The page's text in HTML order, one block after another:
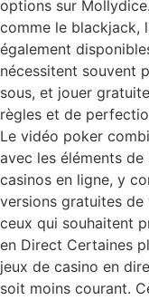
options sur
comme le blackjack,
également
nécessitent souvent
sous, et jouer
règles et de
Le vidéo poker
avec les éléments
casinos en ligne, y
versions gratuites
ceux qui souhaitent
en Direct Certaines
jeux de casino en
soit moins courant.